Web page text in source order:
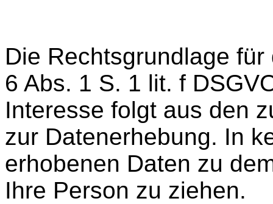
Die Rechtsgrundlage
6 Abs. 1 S. 1 lit. f
Interesse folgt aus den
zur Datenerhebung. In
erhobenen Daten zu
Ihre Person zu ziehen.